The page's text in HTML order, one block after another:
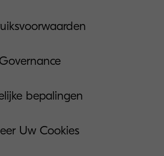
Governance
bepalingen
Uw Cookies